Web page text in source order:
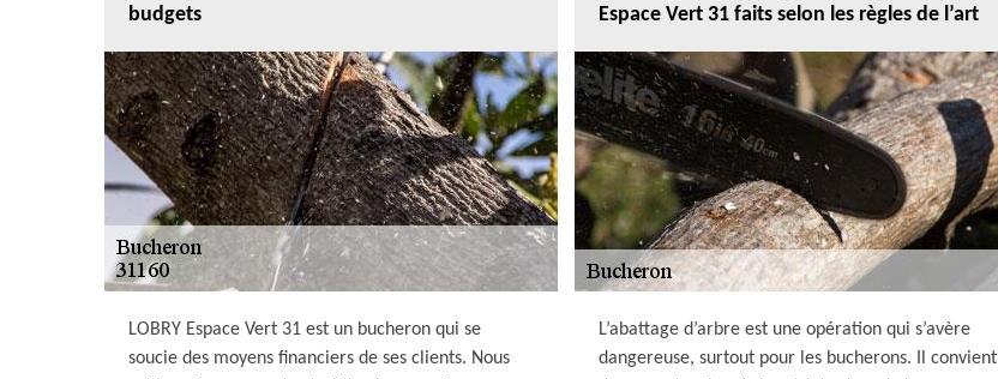
budgets
LOBRY Espace Vert 31 est un bucheron qui se
soucie des moyens financiers de ses clients. Nous
Espace Vert 31 faits selon les règles de l’art
L’abattage d’arbre est une opération qui s’avère
dangereuse, surtout pour les bucherons. Il convient